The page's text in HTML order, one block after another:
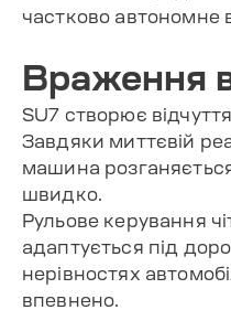
частково автономне
Враження
SU7 створює
Завдяки миттєвій
машина
швидко.
Рульове керування
адаптується під
нерівностях
впевнено.